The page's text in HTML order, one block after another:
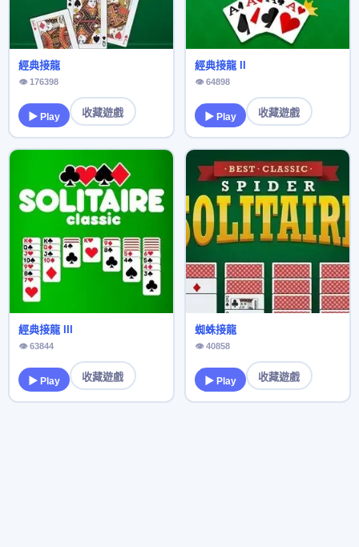
經典接龍
👁 176398
▶ Play 收藏遊戲
經典接龍 II
👁 64898
▶ Play 收藏遊戲
經典接龍 III
👁 63844
▶ Play 收藏遊戲
蜘蛛接龍
👁 40858
▶ Play 收藏遊戲